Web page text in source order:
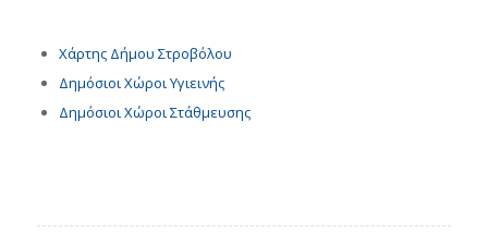
Χάρτης Δήμου Στροβόλου
Δημόσιοι Χώροι Υγιεινής
Δημόσιοι Χώροι Στάθμευσης